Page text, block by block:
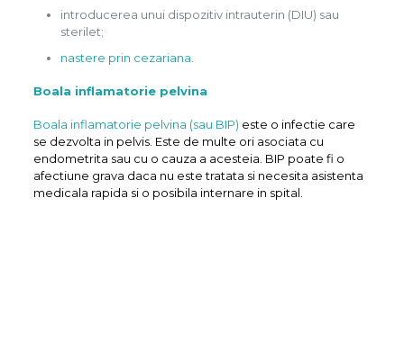
introducerea unui dispozitiv intrauterin (DIU) sau
sterilet;
nastere prin cezariana.
Boala inflamatorie pelvina
Boala inflamatorie pelvina (sau BIP) este o infectie care
se dezvolta in pelvis. Este de multe ori asociata cu
endometrita sau cu o cauza a acesteia. BIP poate fi o
afectiune grava daca nu este tratata si necesita asistenta
medicala rapida si o posibila internare in spital.